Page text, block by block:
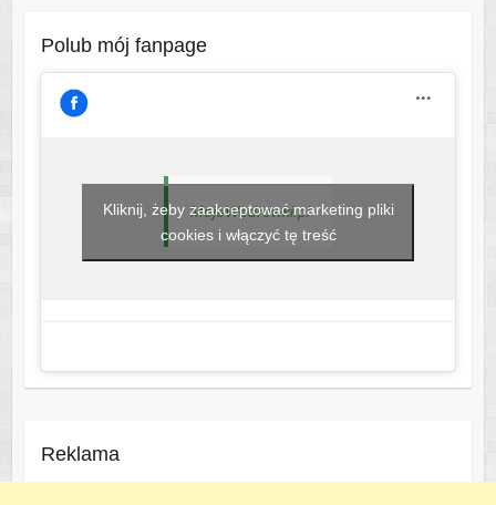
Polub mój fanpage
MojeWedrowki.pl
Kliknij, żeby zaakceptować marketing pliki
cookies i włączyć tę treść
Reklama